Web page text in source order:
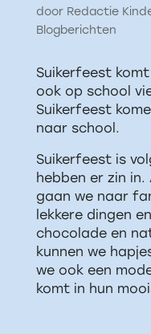
door Redactie
Blogberichten
Suikerfeest
ook op school
Suikerfeest
naar school.
Suikerfeest is
hebben er zin
gaan we naar
lekkere dingen
chocolade en
kunnen we
we ook een
komt in hun